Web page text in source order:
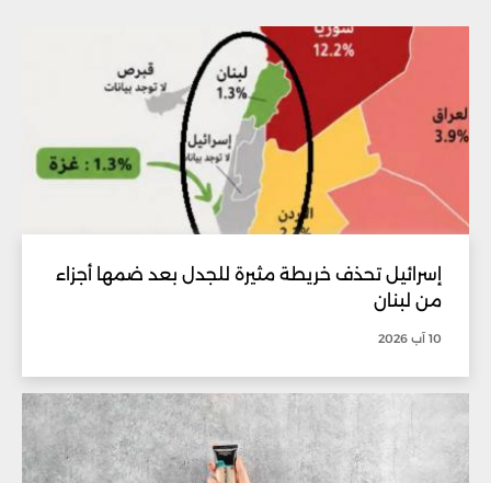
إسرائيل تحذف خريطة مثيرة للجدل بعد ضمها أجزاء
من لبنان
10 آب 2026